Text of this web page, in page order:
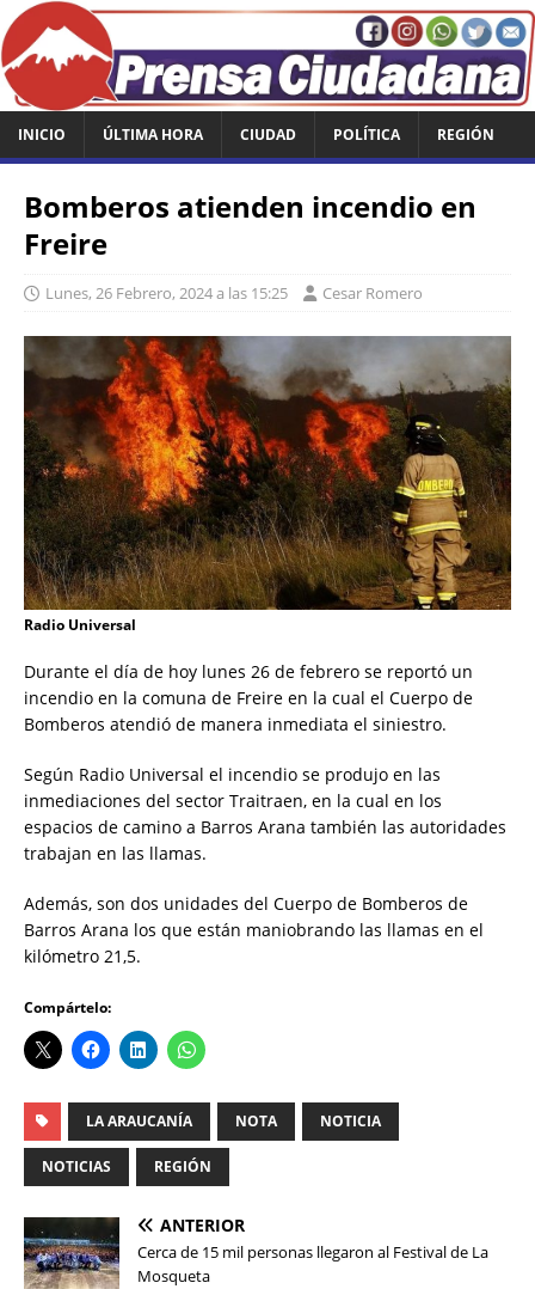
INICIO ÚLTIMA HORA CIUDAD POLÍTICA REGIÓN
Bomberos atienden incendio en
Freire
Lunes, 26 Febrero, 2024 a las 15:25 Cesar Romero
Radio Universal
Durante el día de hoy lunes 26 de febrero se reportó un
incendio en la comuna de Freire en la cual el Cuerpo de
Bomberos atendió de manera inmediata el siniestro.
Según Radio Universal el incendio se produjo en las
inmediaciones del sector Traitraen, en la cual en los
espacios de camino a Barros Arana también las autoridades
trabajan en las llamas.
Además, son dos unidades del Cuerpo de Bomberos de
Barros Arana los que están maniobrando las llamas en el
kilómetro 21,5.
Compártelo:
LA ARAUCANÍA NOTA NOTICIA
NOTICIAS REGIÓN
ANTERIOR
Cerca de 15 mil personas llegaron al Festival de La
Mosqueta